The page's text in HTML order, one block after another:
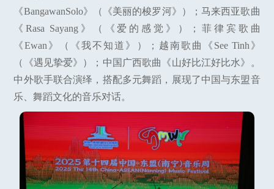
《BangawanSolo》（《美丽的梭罗河》）；马来西亚歌曲
《Rasa Sayang》（《爱的感觉》）；菲律宾歌曲
《Ewan》（《我不知道》）；越南歌曲《See Tinh》
（《遇见挚爱》）；中国广西歌曲《山好比江好比水》。
中外歌手联合演绎，搭配多元舞蹈，展现了中国与东盟音
乐、舞蹈文化的音乐对话。